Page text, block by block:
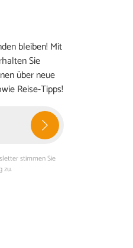
bleiben! Mit
Sie
über neue
Reise-Tipps!
stimmen Sie
zu.